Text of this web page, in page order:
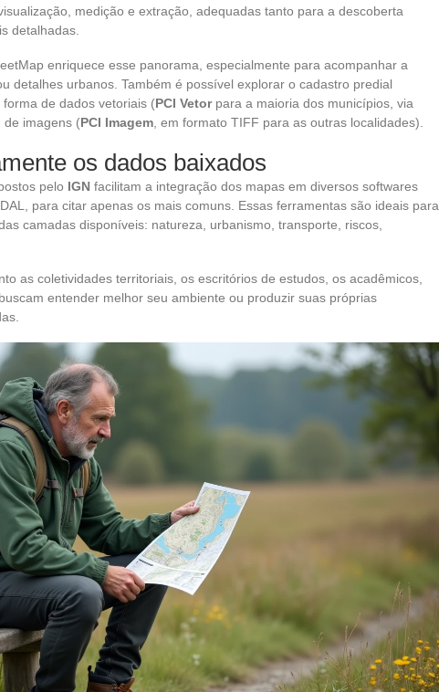
medição e extração, adequadas tanto para a descoberta
detalhadas.
enriquece esse panorama, especialmente para acompanhar a
detalhes urbanos. Também é possível explorar o cadastro predial
de dados vetoriais (PCI Vetorpara a maioria dos municípios, via
de imagens (PCI Imagem , em formato TIFF para as outras localidades).
os dados baixados
pelo IGN facilitam a integração dos mapas em diversos softwares
para citar apenas os mais comuns. Essas ferramentas são ideais para
camadas disponíveis: natureza, urbanismo, transporte, riscos,
as coletividades territoriais, os escritórios de estudos, os acadêmicos,
entender melhor seu ambiente ou produzir suas próprias